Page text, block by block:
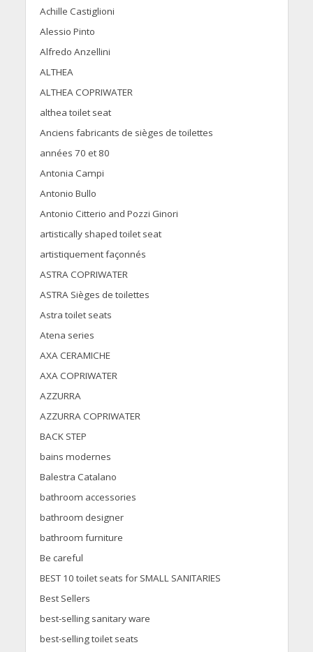
Achille Castiglioni
Alessio Pinto
Alfredo Anzellini
ALTHEA
ALTHEA COPRIWATER
althea toilet seat
Anciens fabricants de sièges de toilettes
années 70 et 80
Antonia Campi
Antonio Bullo
Antonio Citterio and Pozzi Ginori
artistically shaped toilet seat
artistiquement façonnés
ASTRA COPRIWATER
ASTRA Sièges de toilettes
Astra toilet seats
Atena series
AXA CERAMICHE
AXA COPRIWATER
AZZURRA
AZZURRA COPRIWATER
BACK STEP
bains modernes
Balestra Catalano
bathroom accessories
bathroom designer
bathroom furniture
Be careful
BEST 10 toilet seats for SMALL SANITARIES
Best Sellers
best-selling sanitary ware
best-selling toilet seats